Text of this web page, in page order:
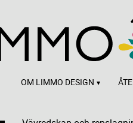
OM LIMMO DESIGN